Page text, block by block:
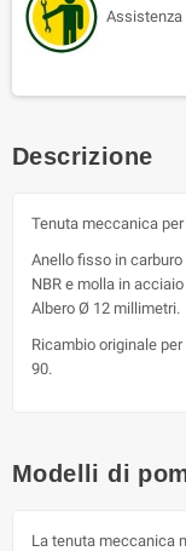
Assistenza
Descrizione
Tenuta meccanica
Anello fisso in
NBR e molla in acciaio
Albero Ø 12 millimetri.
Ricambio originale per
90.
Modelli di
La tenuta meccanica